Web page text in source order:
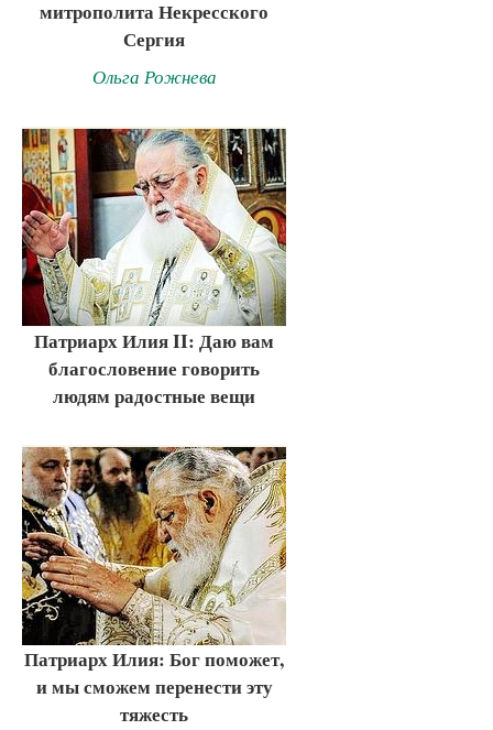
митрополита Некресского
Сергия
Ольга Рожнева
Патриарх Илия II: Даю вам
благословение говорить
людям радостные вещи
Патриарх Илия: Бог поможет,
и мы сможем перенести эту
тяжесть